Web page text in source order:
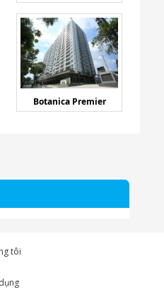
Botanica Premier
tôi